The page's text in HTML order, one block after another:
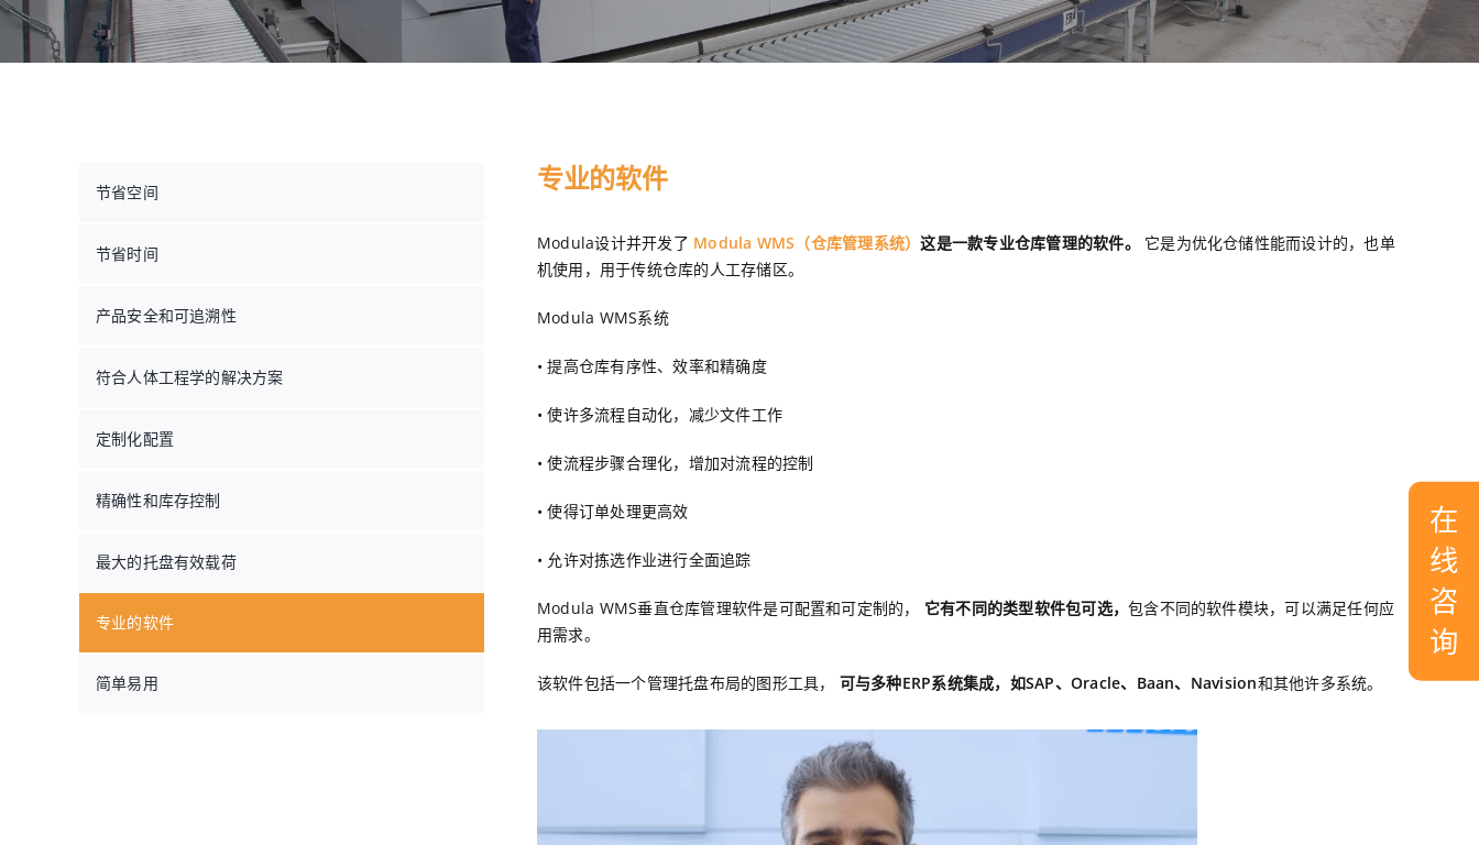
节省空间
节省时间
产品安全和可追溯性
符合人体工程学的解决方案
定制化配置
精确性和库存控制
最大的托盘有效载荷
专业的软件
简单易用
专业的软件
Modula设计并开发了 Modula WMS（仓库管理系统）这是一款专业仓库管理的软件。
它是为优化仓储性能而设计的，也单
机使用，用于传统仓库的人工存储区。
Modula WMS系统
• 提高仓库有序性、效率和精确度
• 使许多流程自动化，减少文件工作
• 使流程步骤合理化，增加对流程的控制
• 使得订单处理更高效
• 允许对拣选作业进行全面追踪
Modula WMS垂直仓库管理软件是可配置和可定制的， 它有不同的类型软件包可选，包含不同的软件模块，可以满足任何应
用需求。
该软件包括一个管理托盘布局的图形工具， 可与多种ERP系统集成，如SAP、Oracle、Baan、Navision和其他许多系统。
在
线
咨
询